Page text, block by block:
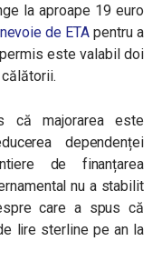
la aproape 19 euro
de ETA pentru a
este valabil doi
că majorarea este
dependenței
de finanțarea
nu a stabilit
care a spus că
lire sterline pe an la